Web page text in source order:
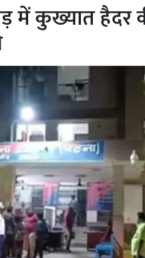
में कुख्यात हैदर